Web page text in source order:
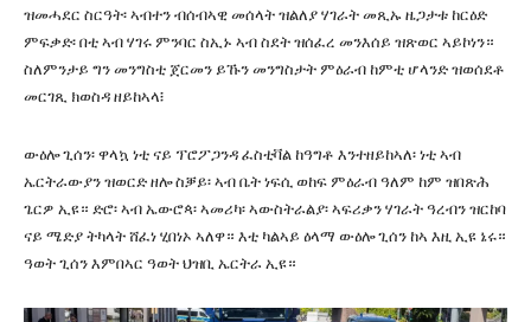
ዝመሓደር ስርዓት፡ ኣብተን ብሰብኣዊ መሰላት ዝልለያ ሃገራት መጺኡ ዜጋታቱ ከርዕድ
ምፍቃድ፡ በቲ ኣብ ሃገሩ ምንባር ስኢኑ ኣብ ስደት ዝሰፈረ መንእሰይ ዝጽወር ኣይኮነን።
ስለምንታይ ግን መንግስቲ ጀርመን ይኹን መንግስታት ምዕራብ ከምቲ ሆላንድ ዝወሰደቶ
መርገጺ ክወስዳ ዘይከኣላ፧
ውዕሎ ጊሰን፡ ዋላኳ ነቲ ናይ ፕሮፖጋንዳ ፈስቲቫል ከዓግቶ እንተዘይከኣለ፡ ነቲ ኣብ
ኤርትራውያን ዝወርድ ዘሎ ስቓይ፡ ኣብ ቤት ነፍሲ ወከፍ ምዕራብ ዓለም ከም ዝበጽሕ
ጌርዎ ኢዩ። ድሮ፡ ኣብ ኤውሮጳ፡ ኣመሪካ፡ ኣውስትራልያ፡ ኣፍሪቃን ሃገራት ዓረብን ዝርከባ
ናይ ሜድያ ትካላት ሸፈነ ሂበነኦ ኣለዋ። እቲ ካልኣይ ዕላማ ውዕሎ ጊሰን ከኣ እዚ ኢዩ ኔሩ።
ዓወት ጊሰን እምበኣር ዓወት ህዝቢ ኤርትራ ኢዩ።